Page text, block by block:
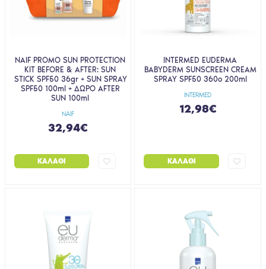
NAIF
NAIF PROMO SUN PROTECTION
KIT BEFORE & AFTER: SUN
STICK SPF50 36gr + SUN SPRAY
SPF50 100ml + ΔΩΡΟ AFTER
SUN 100ml
32,94€
ΚΑΛΆΘΙ
INTERMED
INTERMED EUDERMA
BABYDERM SUNSCREEN CREAM
SPRAY SPF50 360o 200ml
12,98€
ΚΑΛΆΘΙ